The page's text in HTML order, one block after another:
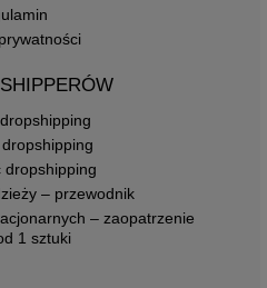
dropshipping
– przewodnik
– zaopatrzenie
1 sztuki